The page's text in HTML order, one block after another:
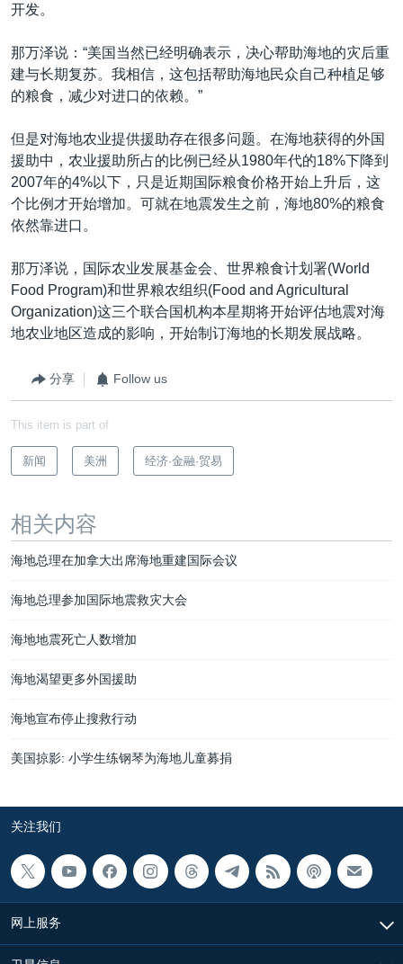
开发。
那万泽说：“美国当然已经明确表示，决心帮助海地的灾后重
建与长期复苏。我相信，这包括帮助海地民众自己种植足够
的粮食，减少对进口的依赖。”
但是对海地农业提供援助存在很多问题。在海地获得的外国
援助中，农业援助所占的比例已经从1980年代的18%下降到
2007年的4%以下，只是近期国际粮食价格开始上升后，这
个比例才开始增加。可就在地震发生之前，海地80%的粮食
依然靠进口。
那万泽说，国际农业发展基金会、世界粮食计划署(World
Food Program)和世界粮农组织(Food and Agricultural
Organization)这三个联合国机构本星期将开始评估地震对海
地农业地区造成的影响，开始制订海地的长期发展战略。
分享 Follow us
This item is part of
新闻 美洲 经济·金融·贸易
相关内容
海地总理在加拿大出席海地重建国际会议
海地总理参加国际地震救灾大会
海地地震死亡人数增加
海地渴望更多外国援助
海地宣布停止搜救行动
美国掠影: 小学生练钢琴为海地儿童募捐
关注我们
网上服务